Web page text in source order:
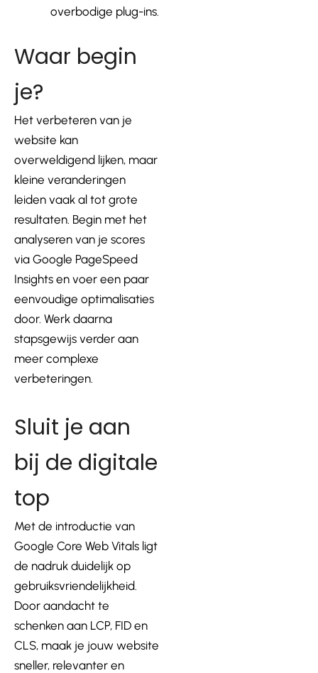
overbodige plug-ins.
Waar begin
je?
Het verbeteren van je
website kan
overweldigend lijken, maar
kleine veranderingen
leiden vaak al tot grote
resultaten. Begin met het
analyseren van je scores
via Google PageSpeed
Insights en voer een paar
eenvoudige optimalisaties
door. Werk daarna
stapsgewijs verder aan
meer complexe
verbeteringen.
Sluit je aan
bij de digitale
top
Met de introductie van
Google Core Web Vitals ligt
de nadruk duidelijk op
gebruiksvriendelijkheid.
Door aandacht te
schenken aan LCP, FID en
CLS, maak je jouw website
sneller, relevanter en